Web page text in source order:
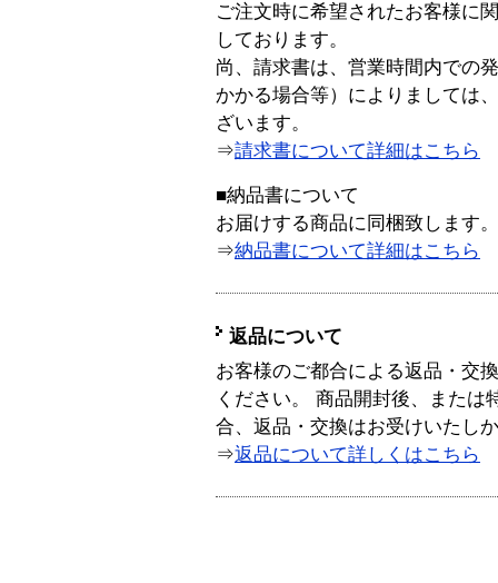
ご注文時に希望されたお客様に
しております。
尚、請求書は、営業時間内での
かかる場合等）によりましては
ざいます。
⇒請求書について詳細はこちら
■納品書について
お届けする商品に同梱致します。
⇒納品書について詳細はこちら
返品について
お客様のご都合による返品・交
ください。 商品開封後、または
合、返品・交換はお受けいたし
⇒返品について詳しくはこちら